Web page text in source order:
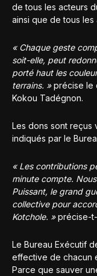
de tous les acteurs
ainsi que de tous les
« Chaque geste
soit-elle, peut
porté haut les
terrains. »précise le
Kokou Tadégnon.
Les dons sont reçus
indiqués par le
« Les contributions
minute compte.
Puissant, le grand
collective pour
Kotchole. »précise-
Le Bureau Exécutif
effective de chacun
Parce que sauver